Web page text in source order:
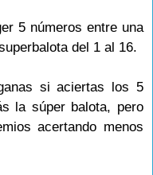
5 números entre una
del 1 al 16.
si aciertas los 5
la súper balota, pero
acertando menos